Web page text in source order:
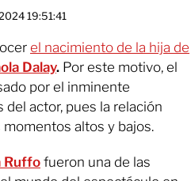
19:51:41
el nacimiento de la hija de
Dalay. Por este motivo, el
por el inminente
actor, pues la relación
altos y bajos.
Ruffo fueron una de las